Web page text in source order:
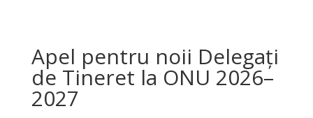
Apel pentru noii Delegați
de Tineret la ONU 2026–
2027